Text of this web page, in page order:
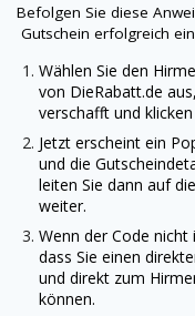
Befolgen Sie diese
Gutschein erfolgreich
Wählen Sie den
von DieRabatt.de
verschafft und
Jetzt erscheint ein
und die
leiten Sie dann auf die
weiter.
Wenn der Code
dass Sie einen
und direkt zum
können.